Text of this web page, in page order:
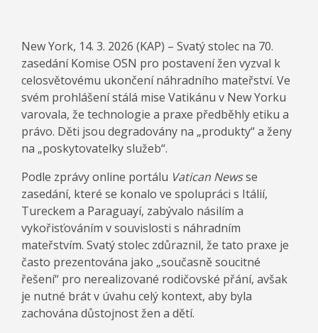
New York, 14. 3. 2026 (KAP) – Svatý stolec na 70.
zasedání Komise OSN pro postavení žen vyzval k
celosvětovému ukončení náhradního mateřství. Ve
svém prohlášení stálá mise Vatikánu v New Yorku
varovala, že technologie a praxe předběhly etiku a
právo. Děti jsou degradovány na „produkty“ a ženy
na „poskytovatelky služeb“.
Podle zprávy online portálu Vatican Newsse
zasedání, které se konalo ve spolupráci s Itálií,
Tureckem a Paraguayí, zabývalo násilím a
vykořisťováním v souvislosti s náhradním
mateřstvím. Svatý stolec zdůraznil, že tato praxe je
často prezentována jako „současně soucitné
řešení“ pro nerealizované rodičovské přání, avšak
je nutné brát v úvahu celý kontext, aby byla
zachována důstojnost žen a dětí.